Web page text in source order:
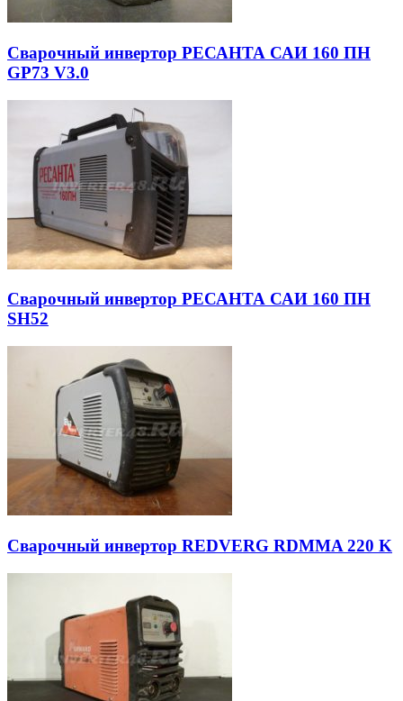
Сварочный инвертор РЕСАНТА САИ 160 ПН
GP73 V3.0
Сварочный инвертор РЕСАНТА САИ 160 ПН
SH52
Сварочный инвертор REDVERG RDMMA 220 K